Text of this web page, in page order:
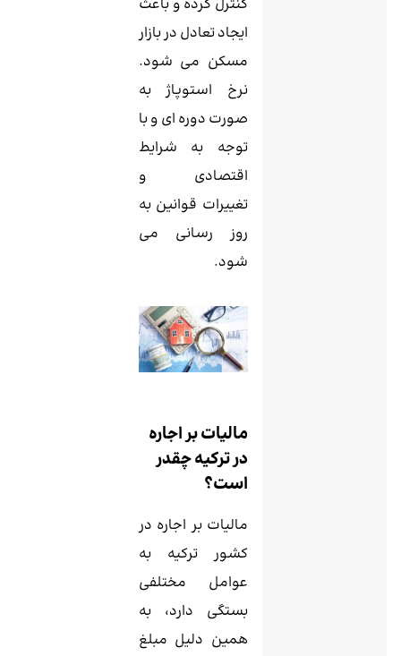
کنترل کرده و باعث
ایجاد تعادل در بازار
مسکن می شود.
نرخ‌ استوپاژ به
صورت دوره ‌ای و با
توجه به شرایط
اقتصادی و
تغییرات قوانین به
روز رسانی می
‌شود.
مالیات بر اجاره
در ترکیه چقدر
است؟
مالیات بر اجاره در
کشور ترکیه به
عوامل مختلفی
بستگی دارد، به
همین دلیل مبلغ